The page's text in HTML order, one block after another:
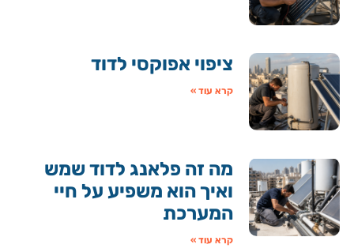
ציפוי אפוקסי לדוד
קרא עוד »
מה זה פלאנג לדוד שמש
ואיך הוא משפיע על חיי
המערכת
קרא עוד »